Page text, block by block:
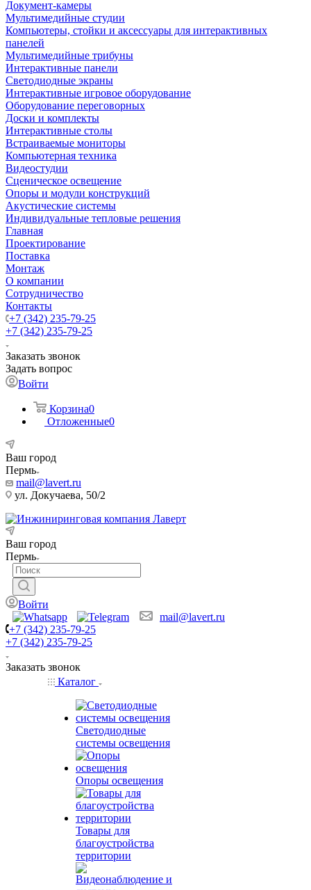
Документ-камеры
Мультимедийные студии
Компьютеры, стойки и аксессуары для интерактивных
панелей
Мультимедийные трибуны
Интерактивные панели
Светодиодные экраны
Интерактивные игровое оборудование
Оборудование переговорных
Доски и комплекты
Интерактивные столы
Встраиваемые мониторы
Компьютерная техника
Видеостудии
Cценическое освещение
Опоры и модули конструкций
Акустические системы
Индивидуальные тепловые решения
Главная
Проектирование
Поставка
Монтаж
О компании
Сотрудничество
Контакты
+7 (342) 235-79-25
+7 (342) 235-79-25
Заказать звонок
Задать вопрос
Войти
Корзина0
Отложенные0
Ваш город
Пермь
mail@lavert.ru
ул. Докучаева, 50/2
Ваш город
Пермь
Войти
mail@lavert.ru
+7 (342) 235-79-25
+7 (342) 235-79-25
Заказать звонок
Каталог
Светодиодные
системы освещения
Опоры освещения
Товары для
благоустройства
территории